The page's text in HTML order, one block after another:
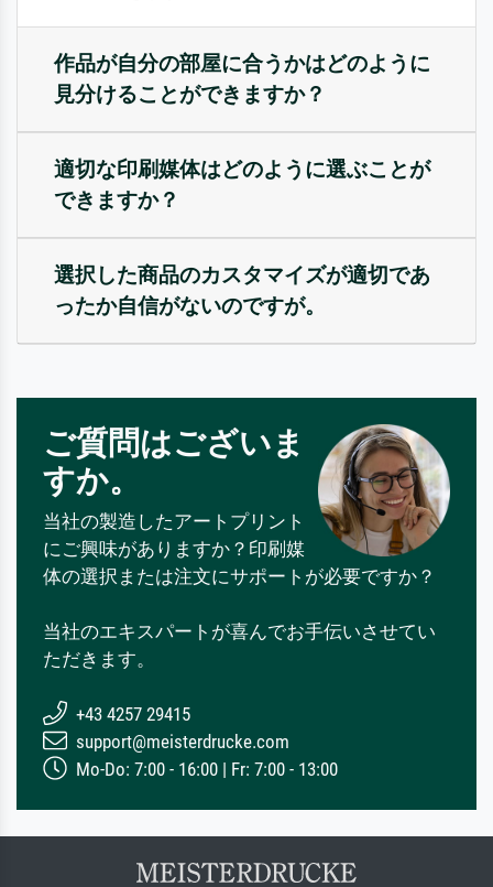
作品が自分の部屋に合うかはどのように
見分けることができますか？
適切な印刷媒体はどのように選ぶことが
できますか？
選択した商品のカスタマイズが適切であ
ったか自信がないのですが。
ご質問はございま
すか。
当社の製造したアートプリント
にご興味がありますか？印刷媒
体の選択または注文にサポートが必要ですか？
当社のエキスパートが喜んでお手伝いさせてい
ただきます。
+43 4257 29415
support@meisterdrucke.com
Mo-Do: 7:00 - 16:00 | Fr: 7:00 - 13:00